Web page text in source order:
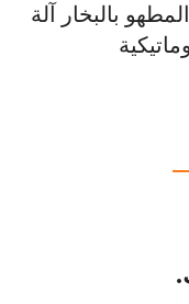
الكعك المطهو بالبخار آلة